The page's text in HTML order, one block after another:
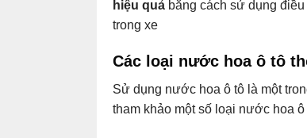
hiệu quả bằng cách sử dụng
trong xe
Các loại nước hoa ô tô
Sử dụng nước hoa ô tô là một
tham khảo một số loại nước hoa